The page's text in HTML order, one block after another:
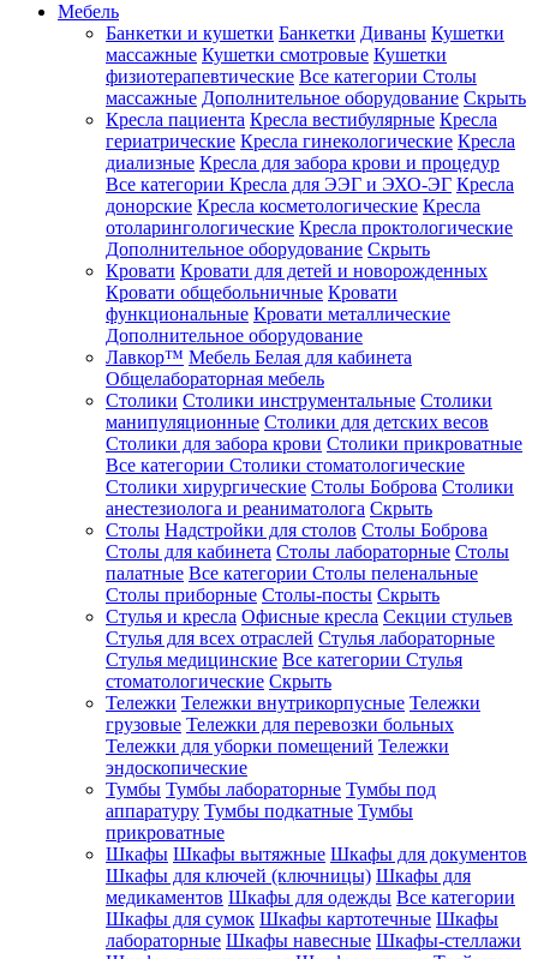
Мебель
Банкетки и кушетки Банкетки Диваны Кушетки
массажные Кушетки смотровые Кушетки
физиотерапевтические Все категории Столы
массажные Дополнительное оборудование Скрыть
Кресла пациента Кресла вестибулярные Кресла
гериатрические Кресла гинекологические Кресла
диализные Кресла для забора крови и процедур
Все категории Кресла для ЭЭГ и ЭХО-ЭГ Кресла
донорские Кресла косметологические Кресла
отоларингологические Кресла проктологические
Дополнительное оборудование Скрыть
Кровати Кровати для детей и новорожденных
Кровати общебольничные Кровати
функциональные Кровати металлические
Дополнительное оборудование
Лавкор™ Мебель Белая для кабинета
Общелабораторная мебель
Столики Столики инструментальные Столики
манипуляционные Столики для детских весов
Столики для забора крови Столики прикроватные
Все категории Столики стоматологические
Столики хирургические Столы Боброва Столики
анестезиолога и реаниматолога Скрыть
Столы Надстройки для столов Столы Боброва
Столы для кабинета Столы лабораторные Столы
палатные Все категории Столы пеленальные
Столы приборные Столы-посты Скрыть
Стулья и кресла Офисные кресла Секции стульев
Стулья для всех отраслей Стулья лабораторные
Стулья медицинские Все категории Стулья
стоматологические Скрыть
Тележки Тележки внутрикорпусные Тележки
грузовые Тележки для перевозки больных
Тележки для уборки помещений Тележки
эндоскопические
Тумбы Тумбы лабораторные Тумбы под
аппаратуру Тумбы подкатные Тумбы
прикроватные
Шкафы Шкафы вытяжные Шкафы для документов
Шкафы для ключей (ключницы) Шкафы для
медикаментов Шкафы для одежды Все категории
Шкафы для сумок Шкафы картотечные Шкафы
лабораторные Шкафы навесные Шкафы-стеллажи